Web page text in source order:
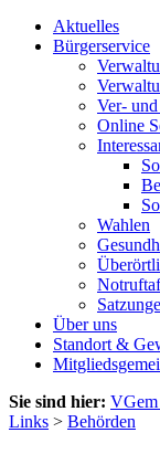
Aktuelles
Bürgerservice
Ver-
Online
Wahlen
Über uns
Standort &
Sie sind hier:
Links > Behörden